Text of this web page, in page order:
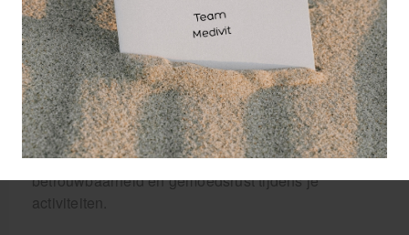
aan en biedt de nodige fixatie om pijn en zwelling te
verminderen.
Een ander voordeel van BSN Optiplaste-C is het
eenvoudige aanbrengproces. Dankzij de kleefband
aan de ene zijde van het verband, kun je het stevig
bevestigen zonder bang te hoeven zijn dat het los
zal komen. Dit zorgt voor nog meer
betrouwbaarheid en gemoedsrust tijdens je
activiteiten.